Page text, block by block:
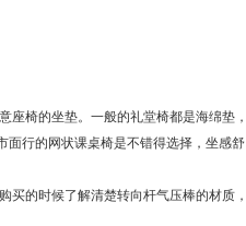
椅的坐垫。一般的礼堂椅都是海绵垫，
面行的网状课桌椅是不错得选择，坐感舒
的时候了解清楚转向杆气压棒的材质，